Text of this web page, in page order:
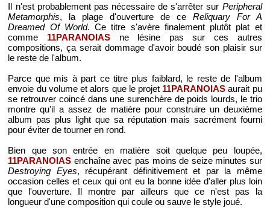
Il n'est probablement pas nécessaire de s'arrêter sur Peripheral
Metamorphis, la plage d'ouverture de ce Reliquary For A
Dreamed Of World. Ce titre s'avère finalement plutôt plat et
comme 11PARANOIAS ne lésine pas sur ces autres
compositions, ça serait dommage d'avoir boudé son plaisir sur
le reste de l'album.
Parce que mis à part ce titre plus faiblard, le reste de l'album
envoie du volume et alors que le projet 11PARANOIAS aurait pu
se retrouver coincé dans une surenchère de poids lourds, le trio
montre qu'il a assez de matière pour construire un deuxième
album pas plus light que sa réputation mais sacrément fourni
pour éviter de tourner en rond.
Bien que son entrée en matière soit quelque peu loupée,
11PARANOIAS enchaîne avec pas moins de seize minutes sur
Destroying Eyes, récupérant définitivement et par la même
occasion celles et ceux qui ont eu la bonne idée d'aller plus loin
que l'ouverture. Il montre par ailleurs que ce n'est pas la
longueur d'une composition qui coule ou sauve le style joué.